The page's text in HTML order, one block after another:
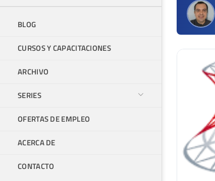
BLOG
CURSOS Y CAPACITACIONES
ARCHIVO
SERIES
OFERTAS DE EMPLEO
ACERCA DE
CONTACTO